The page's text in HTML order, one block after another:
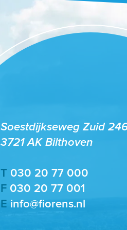
Soestdijkseweg Zuid
3721 AK Bilthoven
T 030 20 77 000
F 030 20 77 001
E info@fiorens.nl